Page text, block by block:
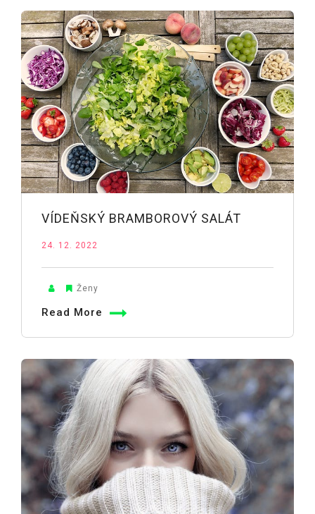
VÍDEŇSKÝ BRAMBOROVÝ SALÁT
24. 12. 2022
Ženy
Read More